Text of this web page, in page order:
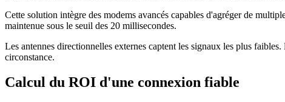
Cette solution intègre des modems avancés capables d'agréger de
maintenue sous le seuil des 20 millisecondes.
Les antennes directionnelles externes captent les signaux les plus
circonstance.
Calcul du ROI d'une connexion fiable